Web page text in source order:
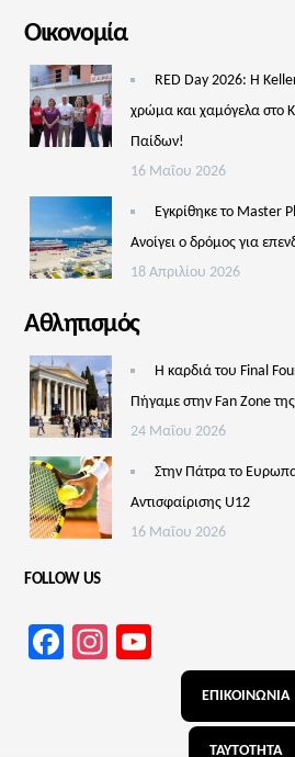
Οικονομία
RED Day 2026: Η
χρώμα και χαμόγελα στο
Παίδων!
16 Μαΐου 2026
Εγκρίθηκε το Master
Aνοίγει ο δρόμος για
18 Απριλίου 2026
Αθλητισμός
Η καρδιά του Final
Πήγαμε στην Fan Zone
24 Μαΐου 2026
Στην Πάτρα το
Αντισφαίρισης U12
16 Μαΐου 2026
FOLLOW US
Facebook
Instagram
Channel
ΕΠΙΚΟΙΝΩΝΙΑ
ΤΑΥΤΟΤΗΤΑ